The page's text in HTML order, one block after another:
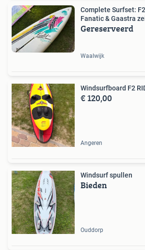
Complete Surfset:
Fanatic & Gaastra
Gereserveerd
Waalwijk
Windsurfboard F2
€ 120,00
Angeren
Windsurf spullen
Bieden
Ouddorp